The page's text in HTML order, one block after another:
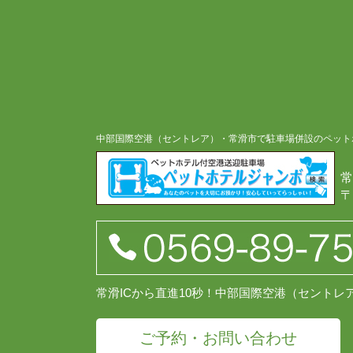
中部国際空港（セントレア）・常滑市で駐車場併設のペッ
常滑ICから直進10秒！中部国際空港（セントレ
ご予約・お問い合わせ